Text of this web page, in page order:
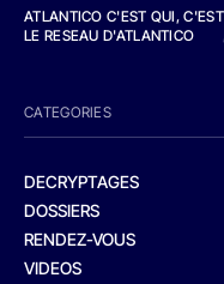
ATLANTICO C'EST QUI,
LE RESEAU D'ATLANTICO
CATEGORIES
DECRYPTAGES
DOSSIERS
RENDEZ-VOUS
VIDEOS